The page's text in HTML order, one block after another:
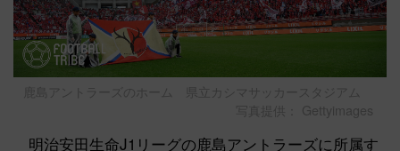
鹿島アントラーズのホーム 県立カシマサッカースタジアム
写真提供： Gettyimages
明治安田生命J1リーグの鹿島アントラーズに所属す